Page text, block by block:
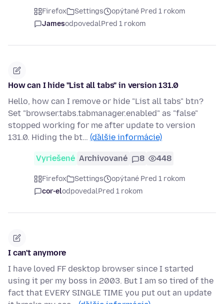
Firefox Settings
opýtané Pred 1 rokom
JamesodpovedalPred 1 rokom
How can I hide "List all tabs" in version 131.0
Hello, how can I remove or hide "List all tabs" btn?
Set "browser.tabs.tabmanager.enabled" as "false"
stopped working for me after update to version
131.0. Hiding the bt… (ďalšie informácie)
Vyriešené Archivované 8 448
Firefox Settings
opýtané Pred 1 rokom
cor-elodpovedalPred 1 rokom
I can't anymore
I have loved FF desktop browser since I started
using it per my boss in 2003. But I am so tired of the
fact that EVERY SINGLE TIME you put out an update